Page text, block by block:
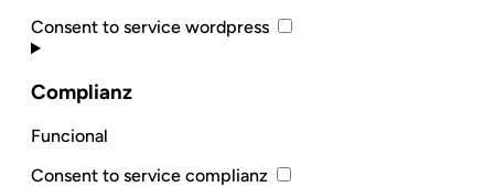
Consent to service wordpress
Complianz
Funcional
Consent to service complianz